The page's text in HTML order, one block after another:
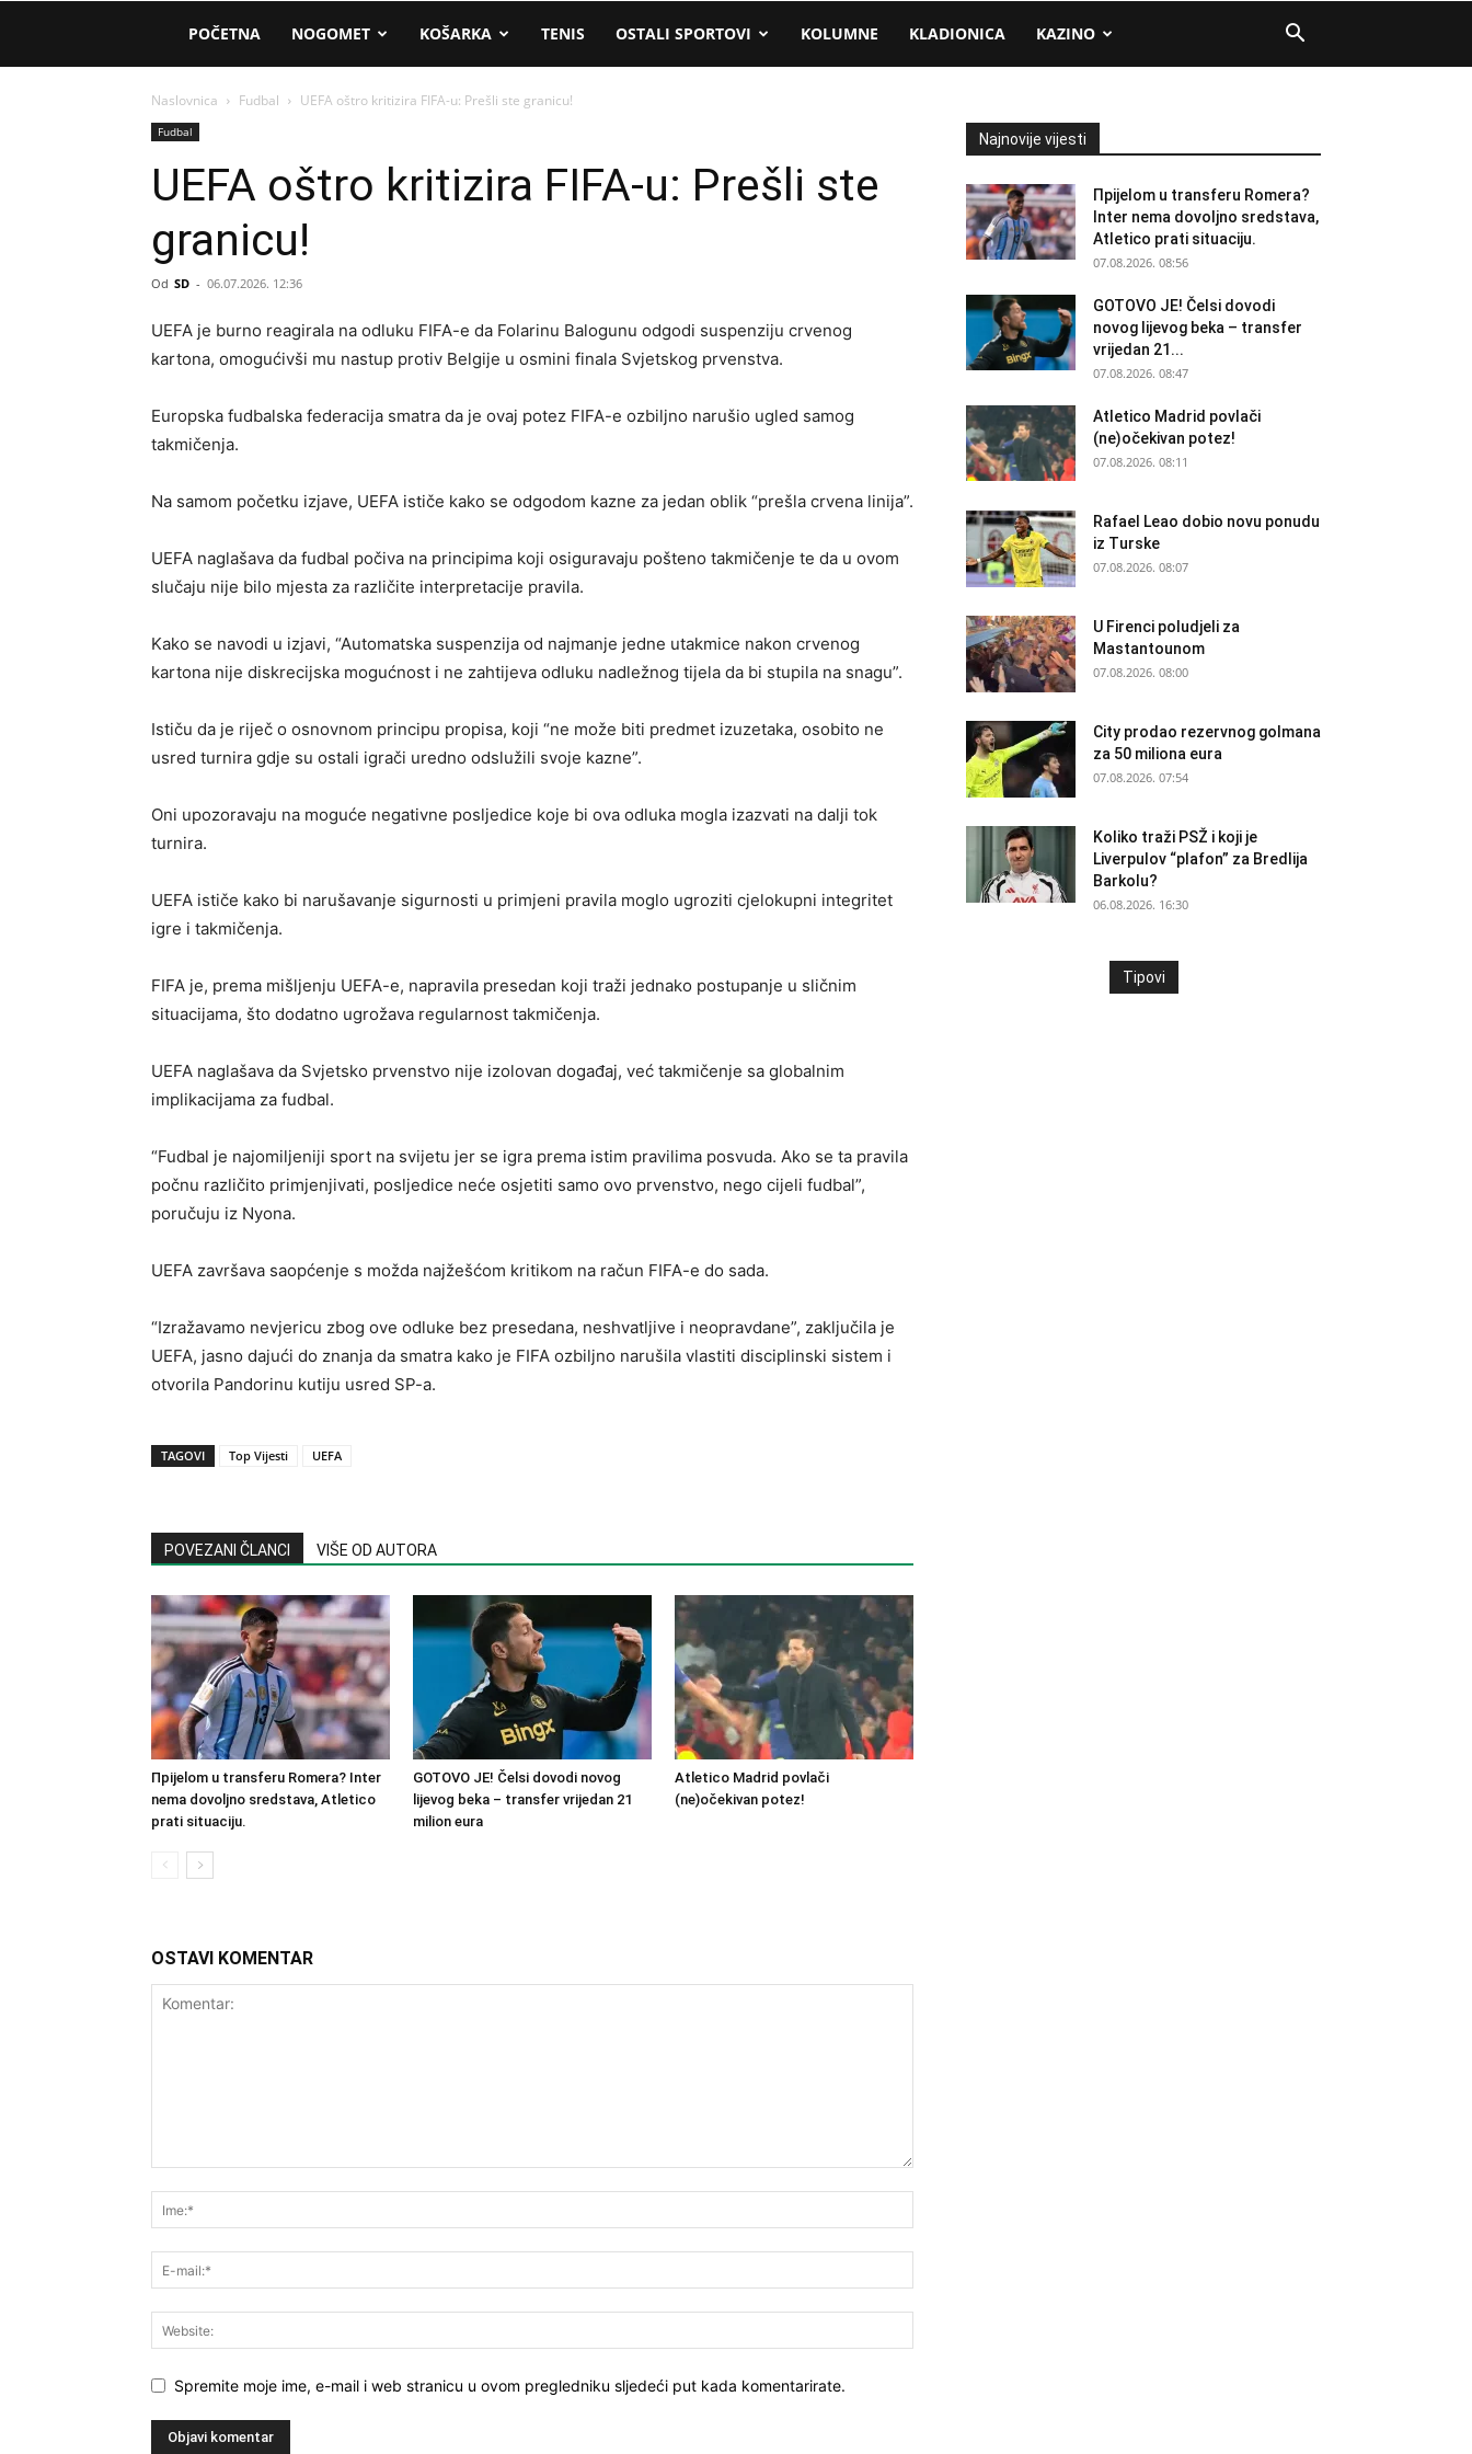
AM
Sport
POČETNA NOGOMET KOŠARKA TENIS OSTALI SPORTOVI KOLUMNE KLADIONICA KAZINO
Naslovnica Fudbal UEFA oštro kritizira FIFA-u: Prešli ste granicu!
Fudbal
UEFA oštro kritizira FIFA-u: Prešli ste
granicu!
Od SD - 06.07.2026. 12:36
UEFA je burno reagirala na odluku FIFA-e da Folarinu Balogunu odgodi suspenziju crvenog
kartona, omogućivši mu nastup protiv Belgije u osmini finala Svjetskog prvenstva.
Europska fudbalska federacija smatra da je ovaj potez FIFA-e ozbiljno narušio ugled samog
takmičenja.
Na samom početku izjave, UEFA ističe kako se odgodom kazne za jedan oblik “prešla crvena linija”.
UEFA naglašava da fudbal počiva na principima koji osiguravaju pošteno takmičenje te da u ovom
slučaju nije bilo mjesta za različite interpretacije pravila.
Kako se navodi u izjavi, “Automatska suspenzija od najmanje jedne utakmice nakon crvenog
kartona nije diskrecijska mogućnost i ne zahtijeva odluku nadležnog tijela da bi stupila na snagu”.
Ističu da je riječ o osnovnom principu propisa, koji “ne može biti predmet izuzetaka, osobito ne
usred turnira gdje su ostali igrači uredno odslužili svoje kazne”.
Oni upozoravaju na moguće negativne posljedice koje bi ova odluka mogla izazvati na dalji tok
turnira.
UEFA ističe kako bi narušavanje sigurnosti u primjeni pravila moglo ugroziti cjelokupni integritet
igre i takmičenja.
FIFA je, prema mišljenju UEFA-e, napravila presedan koji traži jednako postupanje u sličnim
situacijama, što dodatno ugrožava regularnost takmičenja.
UEFA naglašava da Svjetsko prvenstvo nije izolovan događaj, već takmičenje sa globalnim
implikacijama za fudbal.
“Fudbal je najomiljeniji sport na svijetu jer se igra prema istim pravilima posvuda. Ako se ta pravila
počnu različito primjenjivati, posljedice neće osjetiti samo ovo prvenstvo, nego cijeli fudbal”,
poručuju iz Nyona.
UEFA završava saopćenje s možda najžešćom kritikom na račun FIFA-e do sada.
“Izražavamo nevjericu zbog ove odluke bez presedana, neshvatljive i neopravdane”, zaključila je
UEFA, jasno dajući do znanja da smatra kako je FIFA ozbiljno narušila vlastiti disciplinski sistem i
otvorila Pandorinu kutiju usred SP-a.
TAGOVI Top Vijesti UEFA
POVEZANI ČLANCI VIŠE OD AUTORA
Прijelom u transferu Romera? Inter
nema dovoljno sredstava, Atletico
prati situaciju.
GOTOVO JE! Čelsi dovodi novog
lijevog beka – transfer vrijedan 21
milion eura
Atletico Madrid povlači
(ne)očekivan potez!
OSTAVI KOMENTAR
Spremite moje ime, e-mail i web stranicu u ovom pregledniku sljedeći put kada komentarirate.
Najnovije vijesti
Прijelom u transferu Romera?
Inter nema dovoljno sredstava,
Atletico prati situaciju.
07.08.2026. 08:56
GOTOVO JE! Čelsi dovodi
novog lijevog beka – transfer
vrijedan 21...
07.08.2026. 08:47
Atletico Madrid povlači
(ne)očekivan potez!
07.08.2026. 08:11
Rafael Leao dobio novu ponudu
iz Turske
07.08.2026. 08:07
U Firenci poludjeli za
Mastantounom
07.08.2026. 08:00
City prodao rezervnog golmana
za 50 miliona eura
07.08.2026. 07:54
Koliko traži PSŽ i koji je
Liverpulov “plafon” za Bredlija
Barkolu?
06.08.2026. 16:30
Tipovi